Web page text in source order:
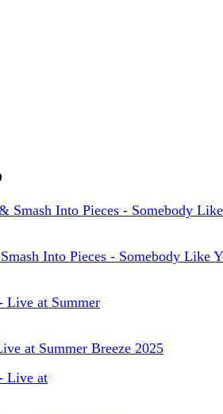
Into Pieces - Somebody Like
at Summer Breeze 2025